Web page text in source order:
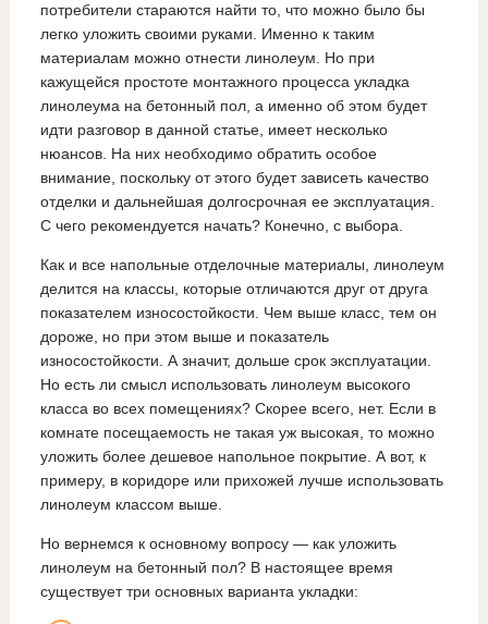
потребители стараются найти то, что можно было бы
легко уложить своими руками. Именно к таким
материалам можно отнести линолеум. Но при
кажущейся простоте монтажного процесса укладка
линолеума на бетонный пол, а именно об этом будет
идти разговор в данной статье, имеет несколько
нюансов. На них необходимо обратить особое
внимание, поскольку от этого будет зависеть качество
отделки и дальнейшая долгосрочная ее эксплуатация.
С чего рекомендуется начать? Конечно, с выбора.
Как и все напольные отделочные материалы, линолеум
делится на классы, которые отличаются друг от друга
показателем износостойкости. Чем выше класс, тем он
дороже, но при этом выше и показатель
износостойкости. А значит, дольше срок эксплуатации.
Но есть ли смысл использовать линолеум высокого
класса во всех помещениях? Скорее всего, нет. Если в
комнате посещаемость не такая уж высокая, то можно
уложить более дешевое напольное покрытие. А вот, к
примеру, в коридоре или прихожей лучше использовать
линолеум классом выше.
Но вернемся к основному вопросу — как уложить
линолеум на бетонный пол? В настоящее время
существует три основных варианта укладки: